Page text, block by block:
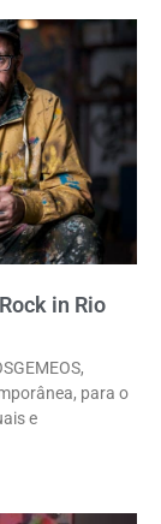
in Rio
para o
e